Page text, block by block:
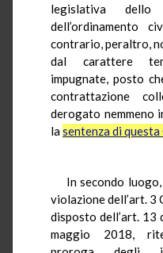
legislativa
dell’ordinamento
contrario, peraltro,
dal carattere
impugnate, posto
contrattazione
derogato nemmeno
lasentenza di
In secondo
violazione dell’art. 3
disposto dell’art.
maggio 2018,